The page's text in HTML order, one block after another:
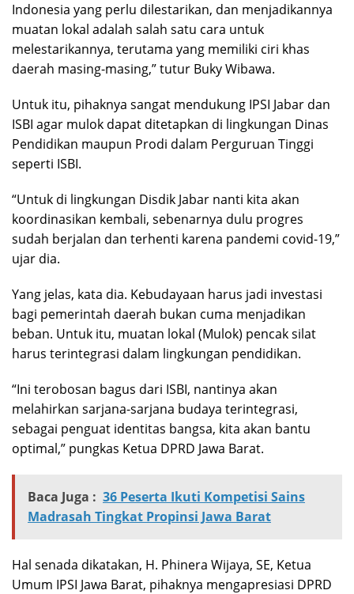
Indonesia yang perlu dilestarikan, dan menjadikannya
muatan lokal adalah salah satu cara untuk
melestarikannya, terutama yang memiliki ciri khas
daerah masing-masing,” tutur Buky Wibawa.
Untuk itu, pihaknya sangat mendukung IPSI Jabar dan
ISBI agar mulok dapat ditetapkan di lingkungan Dinas
Pendidikan maupun Prodi dalam Perguruan Tinggi
seperti ISBI.
“Untuk di lingkungan Disdik Jabar nanti kita akan
koordinasikan kembali, sebenarnya dulu progres
sudah berjalan dan terhenti karena pandemi covid-19,”
ujar dia.
Yang jelas, kata dia. Kebudayaan harus jadi investasi
bagi pemerintah daerah bukan cuma menjadikan
beban. Untuk itu, muatan lokal (Mulok) pencak silat
harus terintegrasi dalam lingkungan pendidikan.
“Ini terobosan bagus dari ISBI, nantinya akan
melahirkan sarjana-sarjana budaya terintegrasi,
sebagai penguat identitas bangsa, kita akan bantu
optimal,” pungkas Ketua DPRD Jawa Barat.
Baca Juga : 36 Peserta Ikuti Kompetisi Sains
Madrasah Tingkat Propinsi Jawa Barat
Hal senada dikatakan, H. Phinera Wijaya, SE, Ketua
Umum IPSI Jawa Barat, pihaknya mengapresiasi DPRD